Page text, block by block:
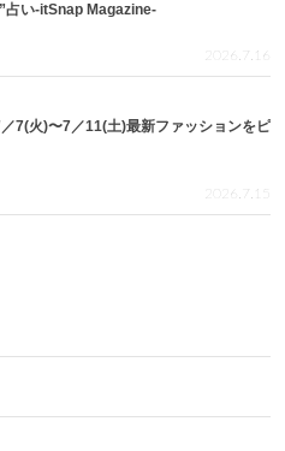
占い-itSnap Magazine-
2026.7.16
／7(火)〜7／11(土)最新ファッションをピ
2026.7.15